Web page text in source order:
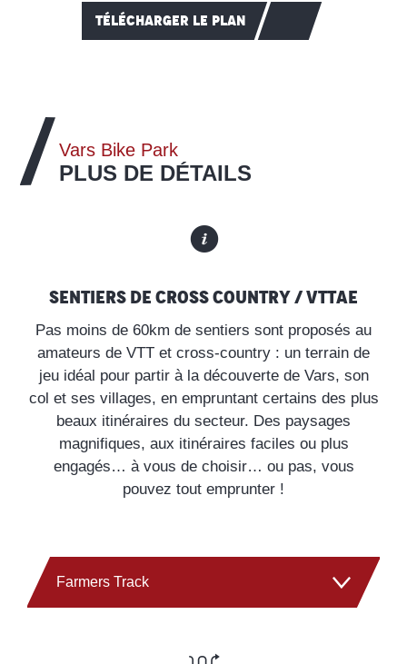
TÉLÉCHARGER LE PLAN
Vars Bike Park
PLUS DE DÉTAILS
Sentiers de cross country / VTTAE
Pas moins de 60km de sentiers sont proposés au
amateurs de VTT et cross-country : un terrain de
jeu idéal pour partir à la découverte de Vars, son
col et ses villages, en empruntant certains des plus
beaux itinéraires du secteur. Des paysages
magnifiques, aux itinéraires faciles ou plus
engagés… à vous de choisir… ou pas, vous
pouvez tout emprunter !
Farmers Track